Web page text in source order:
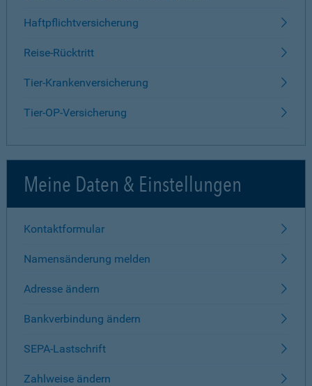
Haftpflichtversicherung
Reise-Rücktritt
Tier-Krankenversicherung
Tier-OP-Versicherung
Meine Daten & Einstellungen
Kontaktformular
Namensänderung melden
Adresse ändern
Bankverbindung ändern
SEPA-Lastschrift
Zahlweise ändern